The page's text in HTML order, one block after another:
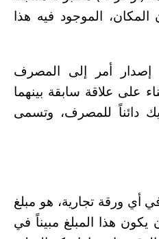
الموجود فيه هذا
أمر إلى المصرف
على علاقة سابقة بينهما
دائناً للمصرف، وتسمى
أي ورقة تجارية، هو مبلغ
هذا المبلغ مبيناً في